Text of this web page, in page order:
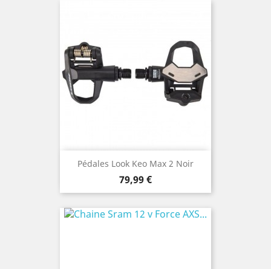
Pédales Look Keo Max 2 Noir
Prix
79,99 €